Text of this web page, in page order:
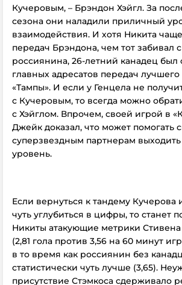
Кучеровым, – Брэндон Хэйгл. За
сезона они наладили приличный
взаимодействия. И хотя Никита
передач Брэндона, чем тот забивал
россиянина, 26-летний канадец был
главных адресатов передач
«Тампы». И если у Генцела не
с Кучеровым, то всегда можно
с Хэйглом. Впрочем, своей игрой в
Джейк доказал, что может помогать
суперзвездным партнерам
уровень.
Если вернуться к тандему Кучерова
чуть углубиться в цифры, то станет
Никиты атакующие метрики
(2,81 гола против 3,56 на 60 минут
в то время как россиянин без
статистически чуть лучше (3,65).
присутствие Стэмкоса сдерживало